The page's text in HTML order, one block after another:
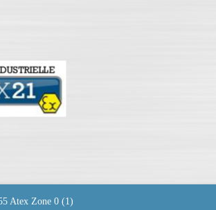
Atex Zone 0 (1)